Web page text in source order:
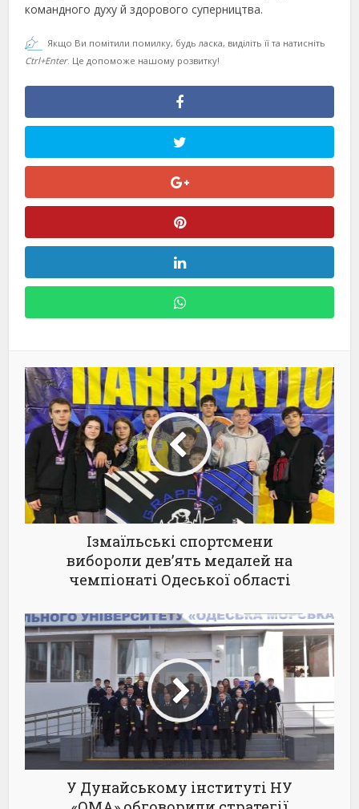
командного духу й здорового суперництва.
Якщо Ви помітили помилку, будь ласка, виділіть її та натисніть
Ctrl+Enter. Це допоможе нашому розвитку!
Ізмаїльські спортсмени
вибороли дев’ять медалей на
чемпіонаті Одеської області
У Дунайському інституті НУ